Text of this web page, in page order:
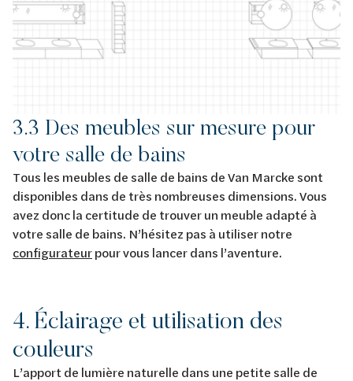
3.3 Des meubles sur mesure pour
votre salle de bains
Tous les meubles de salle de bains de Van Marcke sont
disponibles dans de très nombreuses dimensions. Vous
avez donc la certitude de trouver un meuble adapté à
votre salle de bains. N’hésitez pas à utiliser notre
configurateurpour vous lancer dans l’aventure.
4. Éclairage et utilisation des
couleurs
L’apport de lumière naturelle dans une petite salle de